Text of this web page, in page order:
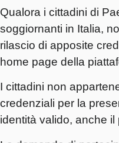
Qualora i cittadini di
soggiornanti in Italia,
rilascio di apposite
home page della
I cittadini non
credenziali per la
identità valido, anche